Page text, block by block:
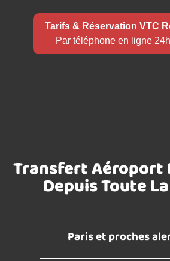
Tarifs & Réservation VTC
Par téléphone en ligne
Transfert Aéroport
Depuis Toute
Paris et proches